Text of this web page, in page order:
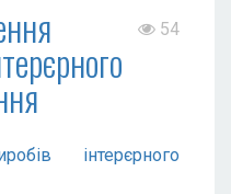
54
інтерєрного